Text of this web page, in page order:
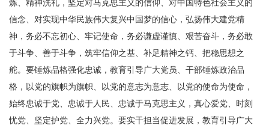
炼、精神洗礼，坚定对马克思主义的信仰、对中国特色社会主义的
信念、对实现中华民族伟大复兴中国梦的信心，弘扬伟大建党精
神，务必不忘初心、牢记使命，务必谦虚谨慎、艰苦奋斗，务必敢
于斗争、善于斗争，筑牢信仰之基、补足精神之钙、把稳思想之
舵。要锤炼品格强化忠诚，教育引导广大党员、干部锤炼政治品
格，以党的旗帜为旗帜、以党的意志为意志、以党的使命为使命，
始终忠诚于党、忠诚于人民、忠诚于马克思主义，真心爱党、时刻
忧党、坚定护党、全力兴党。要实干担当促进发展，教育引导广大